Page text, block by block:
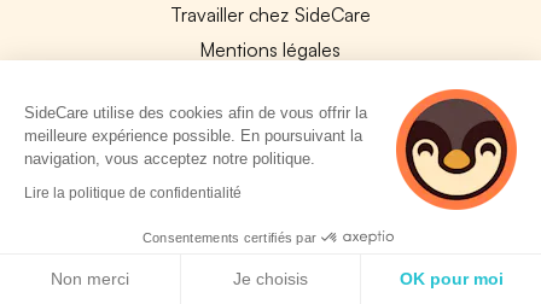
Travailler chez SideCare
Mentions légales
Cookies
NOS APPS
Google Play
SideCare utilise des cookies afin de vous offrir la
meilleure expérience possible. En poursuivant la
navigation, vous acceptez notre politique.
Lire la politique de confidentialité
Consentements certifiés par
Non merci Je choisis OK pour moi
4 personnes
consultent
actuellement cette